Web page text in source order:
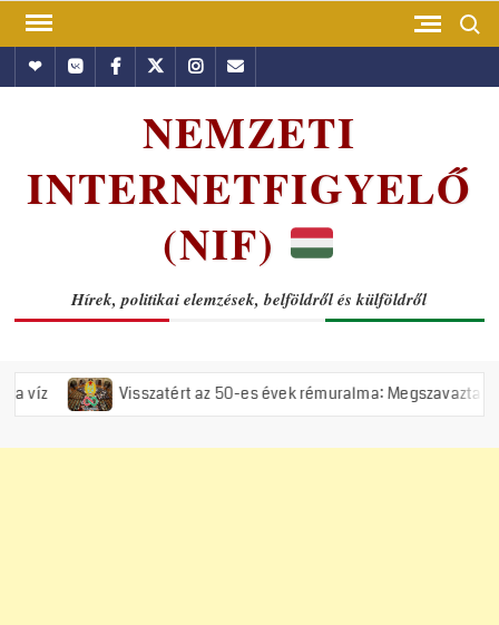
Skip
contentHundubVkontakte
Facebook
TwitterInstagram
Email
NEMZETI
INTERNETFIGYELŐ
(NIF)
Hírek, politikai elemzések, belföldről és külföldről
Visszatért az 50-es évek rémuralma: Megszavazta az